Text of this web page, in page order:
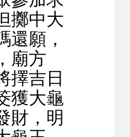
擲中大
還願，
廟方
擇吉日
獲大龜
財，明